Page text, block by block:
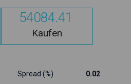
54084.41
Kaufen
Spread (%) 0.02